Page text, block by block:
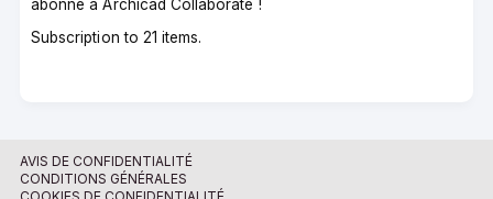
abonné à Archicad Collaborate !
Subscription to 21 items.
AVIS DE CONFIDENTIALITÉ
CONDITIONS GÉNÉRALES